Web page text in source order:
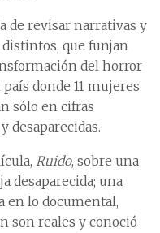
de revisar narrativas y
que funjan
del horror
donde 11 mujeres
sólo en cifras
desaparecidas.
Ruido, sobre una
desaparecida; una
en lo documental,
son reales y conoció